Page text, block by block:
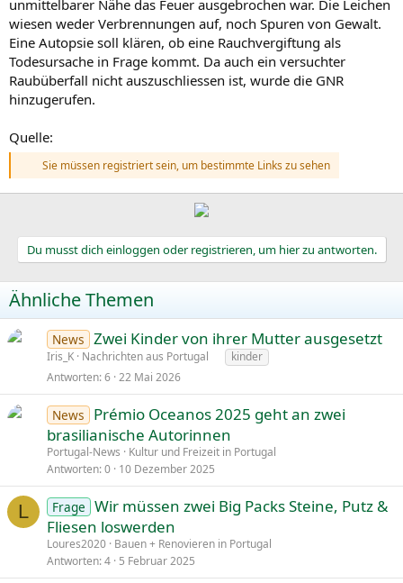
unmittelbarer Nähe das Feuer ausgebrochen war. Die Leichen
wiesen weder Verbrennungen auf, noch Spuren von Gewalt.
Eine Autopsie soll klären, ob eine Rauchvergiftung als
Todesursache in Frage kommt. Da auch ein versuchter
Raubüberfall nicht auszuschliessen ist, wurde die GNR
hinzugerufen.
Quelle:
Sie müssen registriert sein, um bestimmte Links zu sehen
Du musst dich einloggen oder registrieren, um hier zu antworten.
Ähnliche Themen
News Zwei Kinder von ihrer Mutter ausgesetzt
Iris_K Nachrichten aus Portugal
kinder
Antworten 6 22 Mai 2026
News
Prémio Oceanos 2025 geht an zwei
brasilianische Autorinnen
Portugal-News
Kultur und Freizeit in Portugal
Antworten 0 10 Dezember 2025
L Frage Wir müssen zwei Big Packs Steine, Putz &
Fliesen loswerden
Loures2020 Bauen + Renovieren in Portugal
Antworten 4 5 Februar 2025